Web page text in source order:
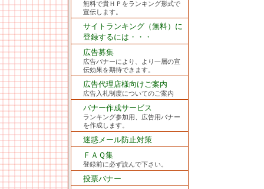
無料で貴ＨＰをランキング形式で
宣伝します。
サイトランキング（無料）に
登録するには・・・
広告募集
広告バナーにより、より一層の宣
伝効果を期待できます。
広告代理店様向けご案内
広告入札制度についてのご案内
バナー作成サービス
ランキング参加用、広告用バナー
を作成します。
迷惑メール防止対策
ＦＡＱ集
登録前に必ず読んで下さい。
投票バナー